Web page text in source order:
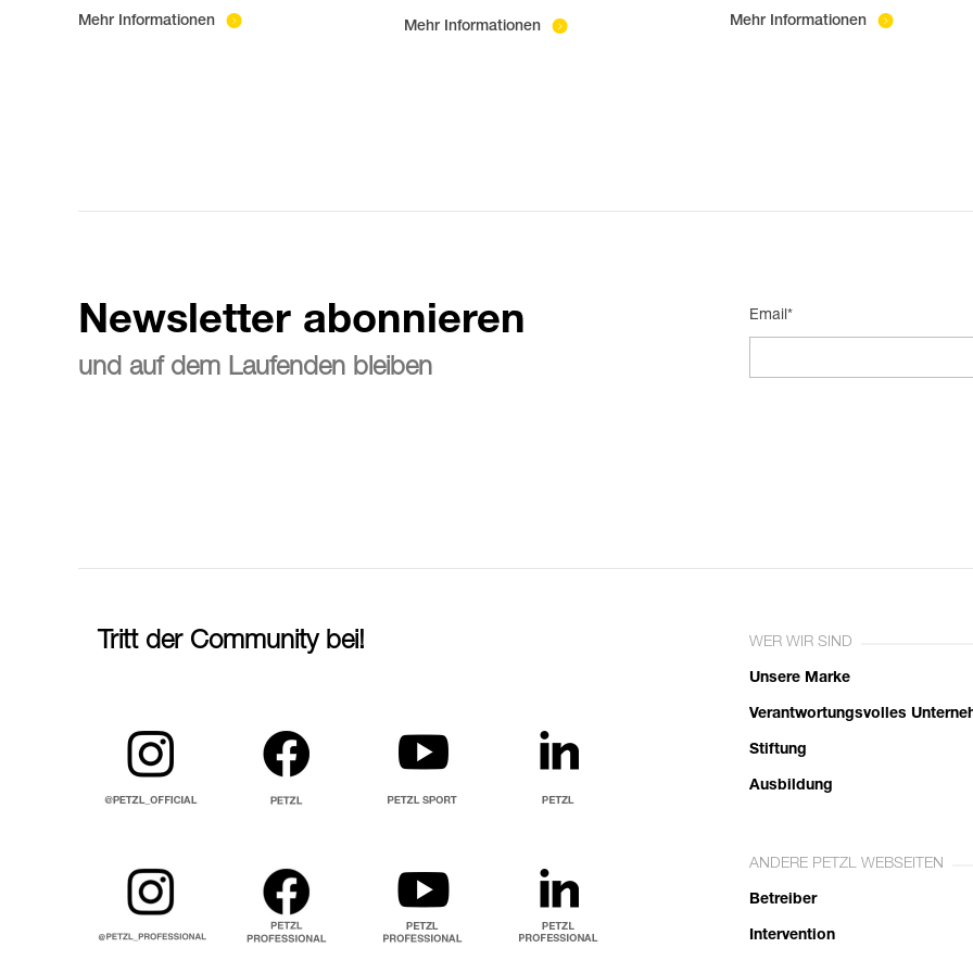
Mehr Informationen Mehr Informationen Mehr Informationen
Newsletter abonnieren
und auf dem Laufenden bleiben
Email*
Tritt der Community bei! WER WIR SIND
Unsere Marke
Verantwortungsvolles
Stiftung
Ausbildung
ANDERE PETZL WEBSEITEN
Betreiber
Intervention